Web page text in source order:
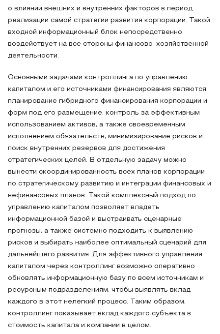
о влиянии внешних и внутренних факторов в период
реализации самой стратегии развития корпорации. Такой
входной информационный блок непосредственно
воздействует на все стороны финансово-хозяйственной
деятельности.
Основными задачами контроллинга по управлению
капиталом и его источниками финансирования являются:
планирование гибридного финансирования корпорации и
форм под его размещение, контроль за эффективным
использованием активов, а также своевременным
исполнением обязательств; минимизирование рисков и
поиск внутренних резервов для достижения
стратегических целей. В отдельную задачу можно
вынести скоординированность всех планов корпорации
по стратегическому развитию и интеграции финансовых и
нефинансовых планов. Такой комплексный подход по
управлению капиталом позволяет владеть
информационной базой и выстраивать сценарные
прогнозы, а также системно подходить к выявлению
рисков и выбирать наиболее оптимальный сценарий для
дальнейшего развития. Для эффективного управления
капиталом через контроллинг возможно оперативно
обновлять информационную базу по всем источникам и
ресурсным подразделениям, чтобы выявлять вклад
каждого в этот нелегкий процесс. Таким образом,
контроллинг показывает вклад каждого субъекта в
стоимость капитала и компании в целом.